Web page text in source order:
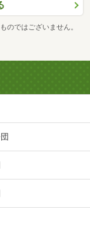
のではございません。